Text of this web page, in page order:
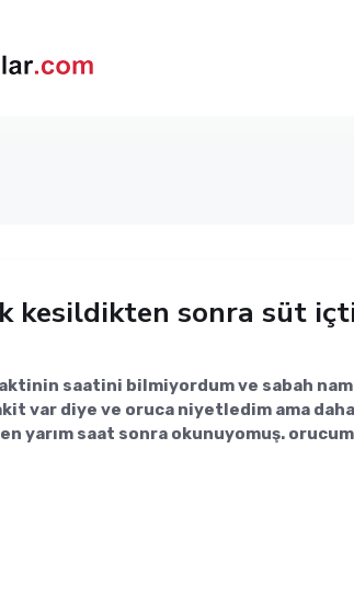
kesildikten sonra süt
saatini bilmiyordum ve sabah
var diye ve oruca niyetledim ama
yarım saat sonra okunuyomuş.